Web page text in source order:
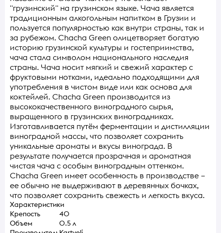
"грузинский" на грузинском языке. Чача является
традиционным алкогольным напитком в Грузии и
пользуется популярностью как внутри страны, так и
за рубежом. Chacha Green олицетворяет богатую
историю грузинской культуры и гостеприимства,
чача стала символом национального наследия
страны. Чача носит мягкий и свежий характер с
фруктовыми нотками, идеально подходящими для
употребления в чистом виде или как основа для
коктейлей. Chacha Green производится из
высококачественного виноградного сырья,
выращенного в грузинских виноградниках.
Изготавливается путём ферментации и дистилляции
виноградной массы, что позволяет сохранить
уникальные ароматы и вкусы винограда. В
результате получается прозрачная и ароматная
чистая чача с особым виноградным оттенком.
Chacha Green имеет особенность в производстве –
ее обычно не выдерживают в деревянных бочках,
что позволяет сохранить свежесть и легкость вкуса.
Характеристики
Крепость
40
Объем
0.5 л